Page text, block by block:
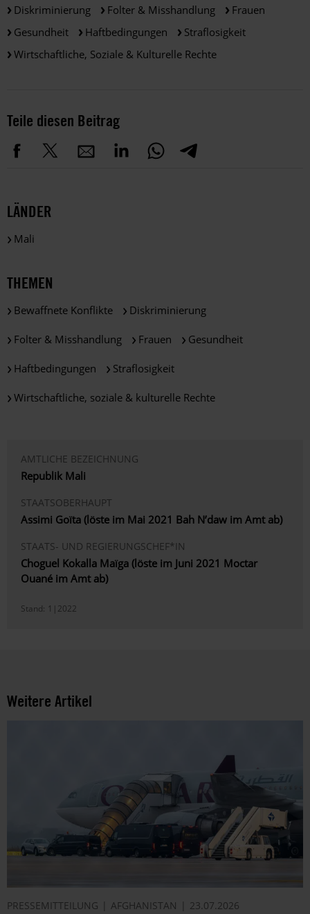
Diskriminierung
Folter & Misshandlung
Frauen
Gesundheit
Haftbedingungen
Straflosigkeit
Wirtschaftliche, Soziale & Kulturelle Rechte
Teile diesen Beitrag
LÄNDER
Mali
THEMEN
Bewaffnete Konflikte Diskriminierung
Folter & Misshandlung Frauen Gesundheit
Haftbedingungen Straflosigkeit
Wirtschaftliche, soziale & kulturelle Rechte
AMTLICHE BEZEICHNUNG
Republik Mali
STAATSOBERHAUPT
Assimi Goïta (löste im Mai 2021 Bah N’daw im Amt ab)
STAATS- UND REGIERUNGSCHEF*IN
Choguel Kokalla Maïga (löste im Juni 2021 Moctar
Ouané im Amt ab)
Stand: 1|2022
Weitere Artikel
PRESSEMITTEILUNG AFGHANISTAN 23.07.2026